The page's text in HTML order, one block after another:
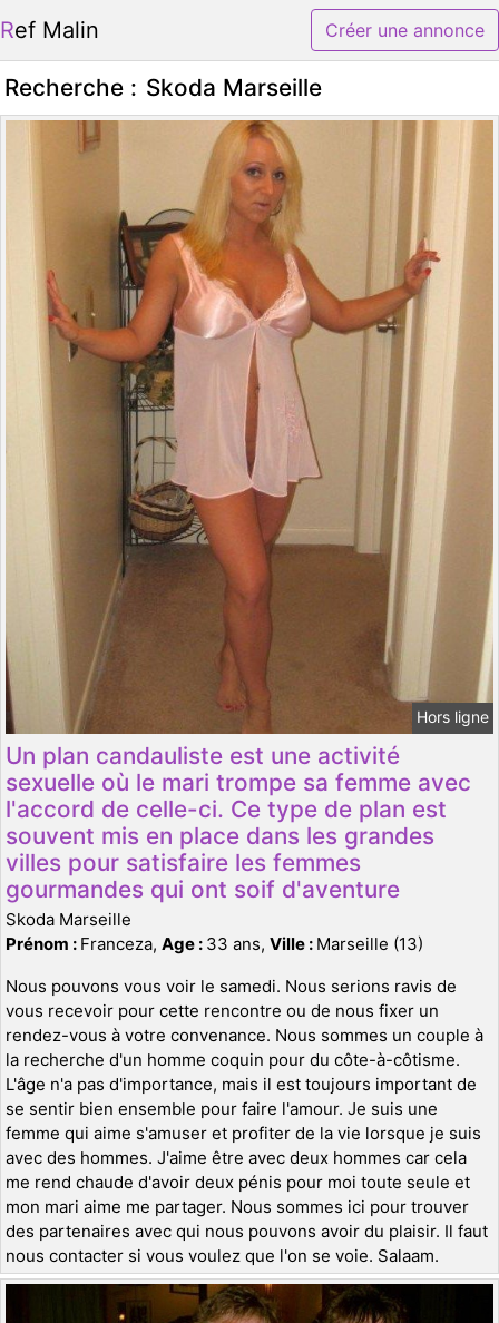
Ref Malin Créer une annonce
Recherche : Skoda Marseille
Hors ligne
Un plan candauliste est une activité
sexuelle où le mari trompe sa femme avec
l'accord de celle-ci. Ce type de plan est
souvent mis en place dans les grandes
villes pour satisfaire les femmes
gourmandes qui ont soif d'aventure
Skoda Marseille
Prénom : Franceza, Age : 33 ans, Ville : Marseille (13)
Nous pouvons vous voir le samedi. Nous serions ravis de
vous recevoir pour cette rencontre ou de nous fixer un
rendez-vous à votre convenance. Nous sommes un couple à
la recherche d'un homme coquin pour du côte-à-côtisme.
L'âge n'a pas d'importance, mais il est toujours important de
se sentir bien ensemble pour faire l'amour. Je suis une
femme qui aime s'amuser et profiter de la vie lorsque je suis
avec des hommes. J'aime être avec deux hommes car cela
me rend chaude d'avoir deux pénis pour moi toute seule et
mon mari aime me partager. Nous sommes ici pour trouver
des partenaires avec qui nous pouvons avoir du plaisir. Il faut
nous contacter si vous voulez que l'on se voie. Salaam.